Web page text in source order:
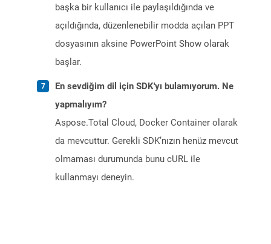
başka bir kullanıcı ile paylaşıldığında ve
açıldığında, düzenlenebilir modda açılan PPT
dosyasının aksine PowerPoint Show olarak
başlar.
En sevdiğim dil için SDK'yı bulamıyorum. Ne
yapmalıyım?
Aspose.Total Cloud, Docker Container olarak
da mevcuttur. Gerekli SDK’nızın henüz mevcut
olmaması durumunda bunu cURL ile
kullanmayı deneyin.